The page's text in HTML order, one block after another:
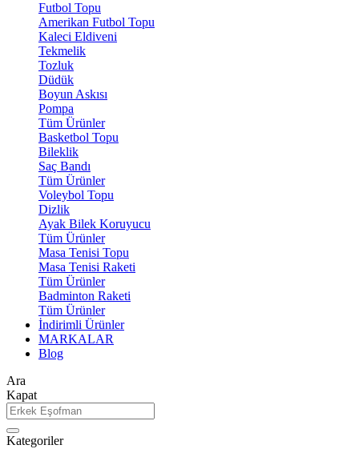
Futbol Topu
Amerikan Futbol Topu
Kaleci Eldiveni
Tekmelik
Tozluk
Düdük
Boyun Askısı
Pompa
Tüm Ürünler
Basketbol Topu
Bileklik
Saç Bandı
Tüm Ürünler
Voleybol Topu
Dizlik
Ayak Bilek Koruyucu
Tüm Ürünler
Masa Tenisi Topu
Masa Tenisi Raketi
Tüm Ürünler
Badminton Raketi
Tüm Ürünler
İndirimli Ürünler
MARKALAR
Blog
Ara
Kapat
Kategoriler